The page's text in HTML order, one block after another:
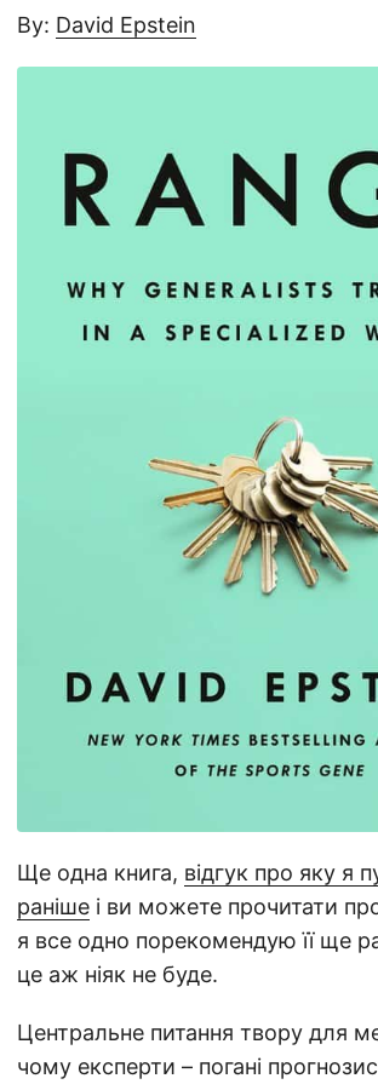
By: David Epstein
Ще одна книга, відгук про яку я
раніше і ви можете прочитати
я все одно порекомендую її ще
це аж ніяк не буде.
Центральне питання твору для
чому експерти – погані